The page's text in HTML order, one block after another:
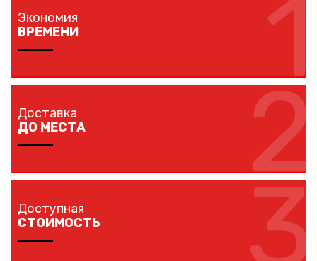
1
Экономия
ВРЕМЕНИ
зависимости от длины забора, способа монтажа и
наличия ворот и калиток.
2
Доставка
ДО МЕСТА
Мы доставляем комплектующие забора на любой
объект в вашем городе в кратчайшие сроки
собственным транспортом.
3
Доступная
СТОИМОСТЬ